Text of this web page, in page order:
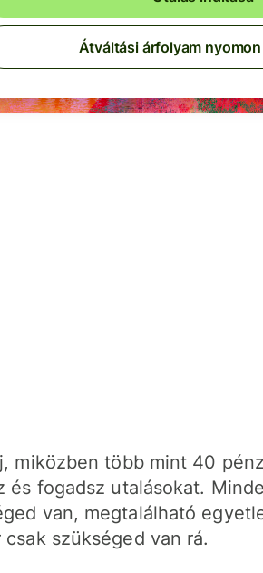
Átváltási árfolyam
miközben több mint 40
és fogadsz utalásokat.
van, megtalálható
csak szükséged van rá.